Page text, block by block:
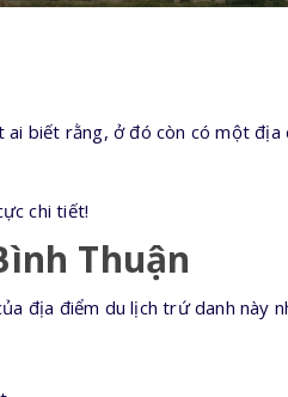
biết rằng, ở đó còn có một địa
chi tiết!
Thuận
địa điểm du lịch trứ danh này